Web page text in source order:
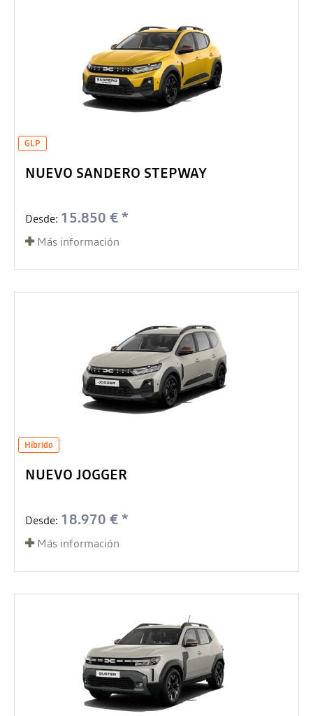
GLP
NUEVO SANDERO STEPWAY
Desde: 15.850 € *
Más información
Híbrido
NUEVO JOGGER
Desde: 18.970 € *
Más información